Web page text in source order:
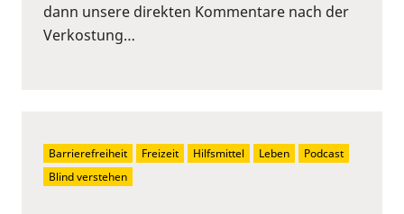
dann unsere direkten Kommentare nach der
Verkostung…
Barrierefreiheit Freizeit Hilfsmittel Leben
Podcast
Blind verstehen